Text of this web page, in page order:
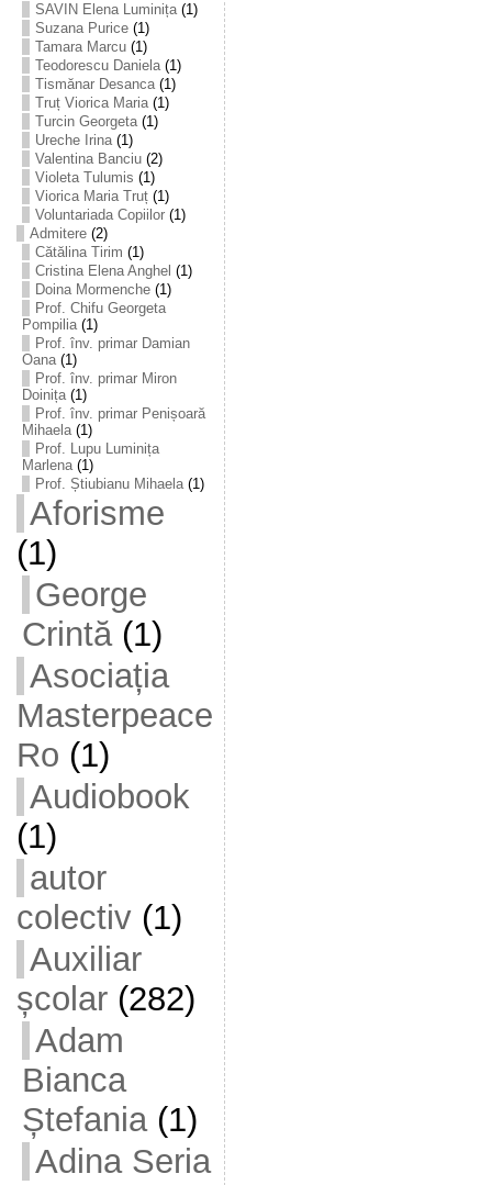
SAVIN Elena Luminița(1)
Suzana Purice(1)
Tamara Marcu(1)
Teodorescu Daniela(1)
Tismănar Desanca(1)
Truț Viorica Maria(1)
Turcin Georgeta(1)
Ureche Irina(1)
Valentina Banciu(2)
Violeta Tulumis (1)
Viorica Maria Truț(1)
Voluntariada Copiilor(1)
Admitere(2)
Cătălina Tirim (1)
Cristina Elena Anghel (1)
Doina Mormenche(1)
Prof. Chifu Georgeta
Pompilia(1)
Prof. înv. primar Damian
Oana(1)
Prof. înv. primar Miron
Doinița(1)
Prof. înv. primar Penișoară
Mihaela(1)
Prof. Lupu Luminița
Marlena(1)
Prof. Știubianu Mihaela(1)
Aforisme
(1)
George
Crintă(1)
Asociația
Masterpeace
Ro (1)
Audiobook
(1)
autor
colectiv(1)
Auxiliar
școlar(282)
Adam
Bianca
Ștefania(1)
Adina Seria